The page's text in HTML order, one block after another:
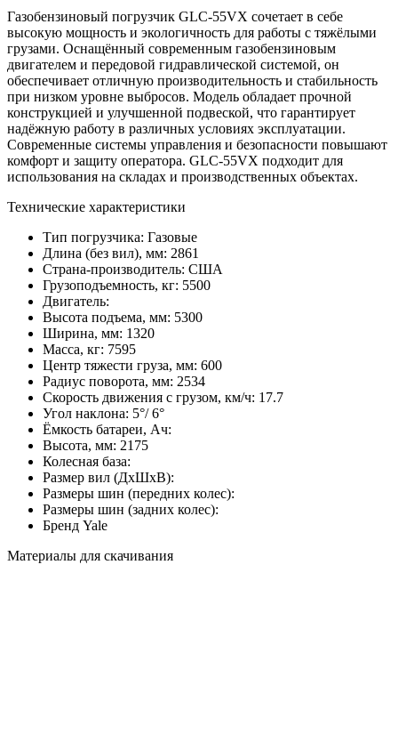
Газобензиновый погрузчик GLC-55VX сочетает в себе
высокую мощность и экологичность для работы с тяжёлыми
грузами. Оснащённый современным газобензиновым
двигателем и передовой гидравлической системой, он
обеспечивает отличную производительность и стабильность
при низком уровне выбросов. Модель обладает прочной
конструкцией и улучшенной подвеской, что гарантирует
надёжную работу в различных условиях эксплуатации.
Современные системы управления и безопасности повышают
комфорт и защиту оператора. GLC-55VX подходит для
использования на складах и производственных объектах.
Технические характеристики
Тип погрузчика: Газовые
Длина (без вил), мм: 2861
Страна-производитель: США
Грузоподъемность, кг: 5500
Двигатель:
Высота подъема, мм: 5300
Ширина, мм: 1320
Масса, кг: 7595
Центр тяжести груза, мм: 600
Радиус поворота, мм: 2534
Скорость движения с грузом, км/ч: 17.7
Угол наклона: 5°/ 6°
Ёмкость батареи, Ач:
Высота, мм: 2175
Колесная база:
Размер вил (ДхШхВ):
Размеры шин (передних колес):
Размеры шин (задних колес):
Бренд Yale
Материалы для скачивания